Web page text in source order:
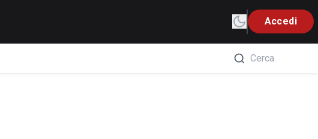
Accedi